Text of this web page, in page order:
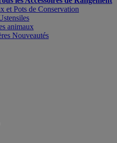
et Pots de Conservation
animaux
Nouveautés